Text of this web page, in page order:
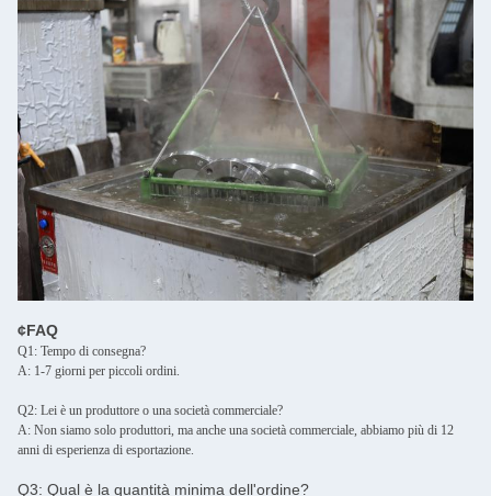
¢FAQ
Q1: Tempo di consegna?
A: 1-7 giorni per piccoli ordini.
Q2: Lei è un produttore o una società commerciale?
A: Non siamo solo produttori, ma anche una società commerciale, abbiamo più di 12
anni di esperienza di esportazione.
Q3: Qual è la quantità minima dell'ordine?